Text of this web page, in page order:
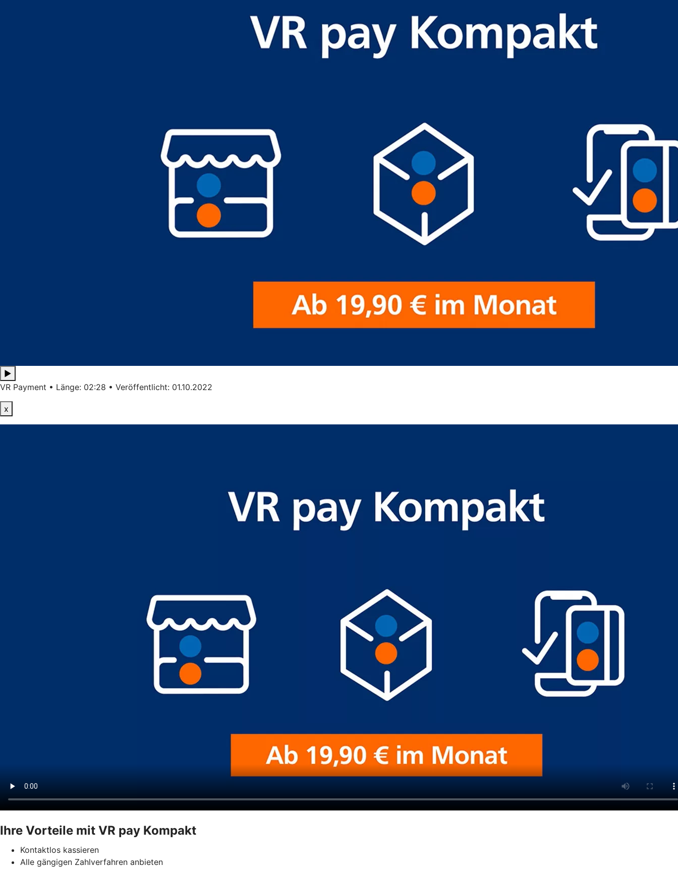
▶
VR Payment • Länge: 02:28 • Veröffentlicht: 01.10.2022
x
Ihre Vorteile mit VR pay Kompakt
Kontaktlos kassieren
Alle gängigen Zahlverfahren anbieten